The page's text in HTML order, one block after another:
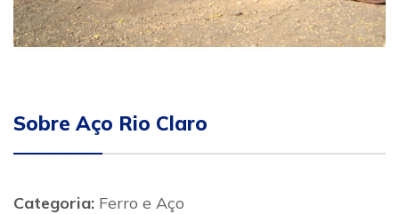
Sobre Aço Rio Claro
Categoria: Ferro e Aço